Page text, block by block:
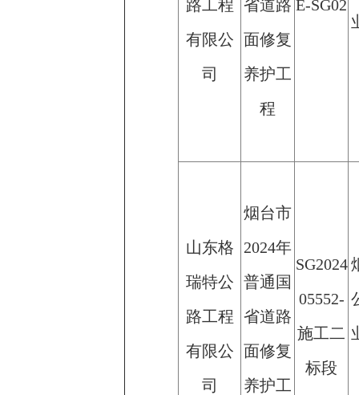
路工程
有限公
司
省道路
面修复
养护工
程
E-SG02
山东格
瑞特公
路工程
有限公
司
烟台市
2024年
普通国
省道路
面修复
养护工
SG2024
05552-
施工二
标段